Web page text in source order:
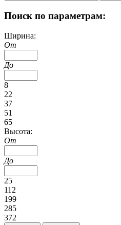
Поиск по параметрам:
Ширина:
От
До
8
22
37
51
65
Высота:
От
До
25
112
199
285
372